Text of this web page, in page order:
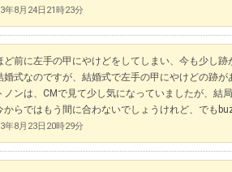
年8月24日21時23分
ど前に左手の甲にやけどをしてしまい、今も少し跡
婚式なのですが、結婚式で左手の甲にやけどの跡
ノンは、CMで見て少し気になっていましたが、結
からではもう間に合わないでしょうけれど、でも
年8月23日20時29分